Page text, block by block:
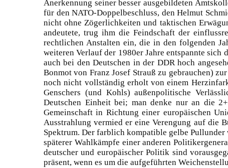
Anerkennung seiner besser ausgebildeten
für den NATO-Doppelbeschluss, den Helmut
nicht ohne Zögerlichkeiten und taktischen
andeutete, trug ihm die Feindschaft der
rechtlichen Anstalten ein, die in den folgenden
weiteren Verlauf der 1980er Jahre entspannte
auch bei den Deutschen in der DDR hoch
Bonmot von Franz Josef Strauß zu gebrauchen)
noch nicht vollständig erholt von einem
Genschers (und Kohls) außenpolitische
Deutschen Einheit bei; man denke nur an die
Gemeinschaft in Richtung einer europäischen
Ausstrahlung vermied er eine Verengung auf die
Spektrum. Der farblich kompatible gelbe
späterer Wahlkämpfe einer anderen
deutscher und europäischer Politik sind
präsent, wenn es um die aufgeführten